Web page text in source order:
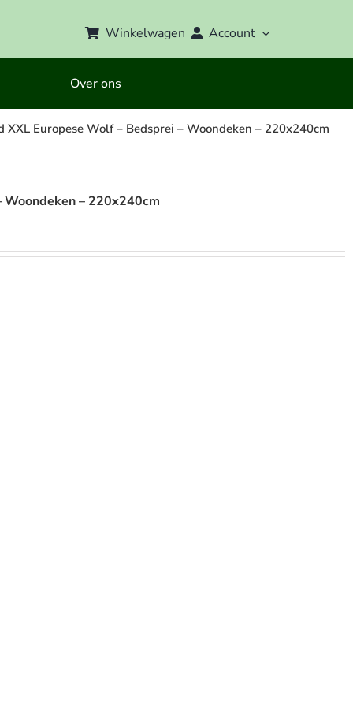
Winkelwagen Account
Over ons
XXL Europese Wolf – Bedsprei – Woondeken – 220x240cm
– 220x240cm